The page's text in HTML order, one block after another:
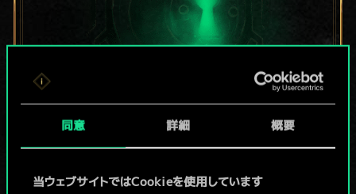
同意 詳細 概要
当ウェブサイトではCookieを使用しています
現在はまだこれし
か共有デッキがあ